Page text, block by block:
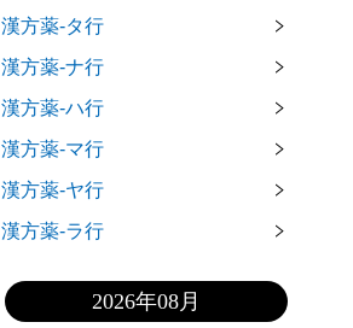
漢方薬-タ行
漢方薬-ナ行
漢方薬-ハ行
漢方薬-マ行
漢方薬-ヤ行
漢方薬-ラ行
2026年08月